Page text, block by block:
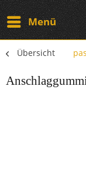
Menü
Übersicht